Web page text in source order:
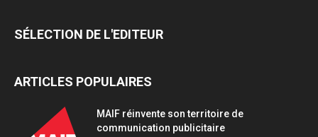
SÉLECTION DE L'EDITEUR
ARTICLES POPULAIRES
MAIF réinvente son territoire de
communication publicitaire